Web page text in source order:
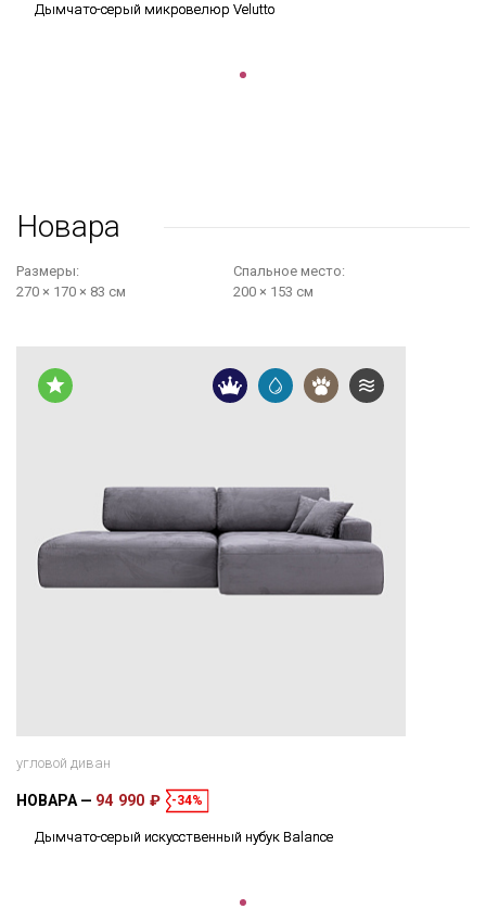
Дымчато-серый микровелюр Velutto
Новара
Размеры:
270 × 170 × 83 см
Cпальное место:
200 × 153 см
угловой диван
НОВАРА 94 990 ₽ -34%
Дымчато-серый искусственный нубук Balance